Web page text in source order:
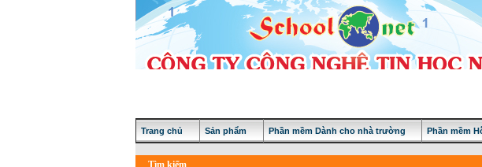
Trang chủ Sản phẩm Phần mềm Dành cho nhà trường Phần mềm
Tìm kiếm